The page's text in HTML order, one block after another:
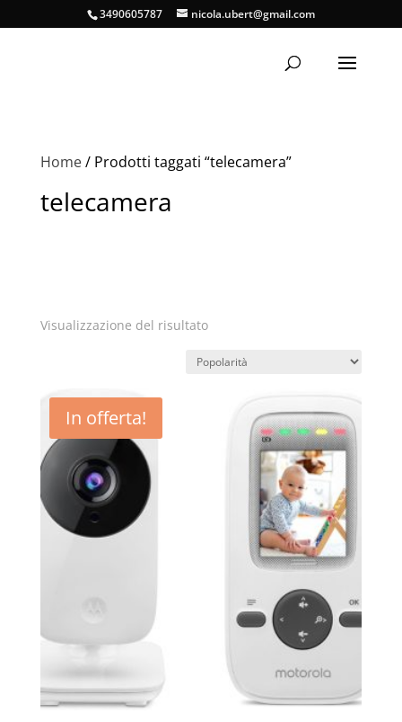
3490605787 nicola.ubert@gmail.com
Home/ Prodotti taggati “telecamera”
telecamera
Visualizzazione del risultato
In offerta!